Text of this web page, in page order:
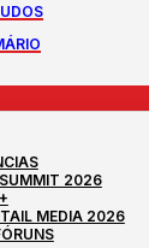
SUMMIT 2026
MEDIA 2026